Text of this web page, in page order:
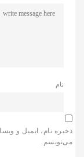
نام
ذخیره نام، ایمیل و
می‌نویسم.